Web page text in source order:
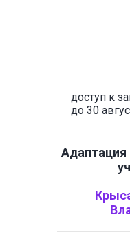
доступ к
до 30
Адаптация